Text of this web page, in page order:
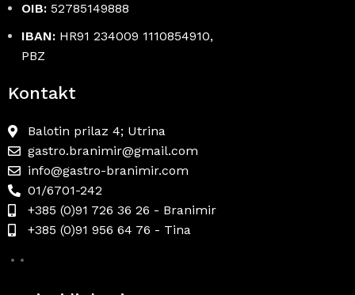
OIB: 52785149888
IBAN: HR91 234009 1110854910,
PBZ
Kontakt
Balotin prilaz 4; Utrina
gastro.branimir@gmail.com
info@gastro-branimir.com
01/6701-242
+385 (0)91 726 36 26 - Branimir
+385 (0)91 956 64 76 - Tina